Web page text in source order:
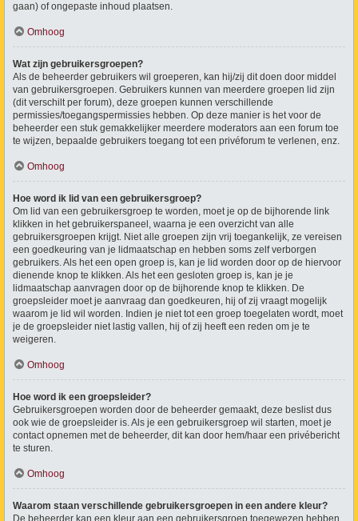
gaan) of ongepaste inhoud plaatsen.
Omhoog
Wat zijn gebruikersgroepen?
Als de beheerder gebruikers wil groeperen, kan hij/zij dit doen door middel
van gebruikersgroepen. Gebruikers kunnen van meerdere groepen lid zijn
(dit verschilt per forum), deze groepen kunnen verschillende
permissies/toegangspermissies hebben. Op deze manier is het voor de
beheerder een stuk gemakkelijker meerdere moderators aan een forum toe
te wijzen, bepaalde gebruikers toegang tot een privéforum te verlenen, enz.
Omhoog
Hoe word ik lid van een gebruikersgroep?
Om lid van een gebruikersgroep te worden, moet je op de bijhorende link
klikken in het gebruikerspaneel, waarna je een overzicht van alle
gebruikersgroepen krijgt. Niet alle groepen zijn vrij toegankelijk, ze vereisen
een goedkeuring van je lidmaatschap en hebben soms zelf verborgen
gebruikers. Als het een open groep is, kan je lid worden door op de hiervoor
dienende knop te klikken. Als het een gesloten groep is, kan je je
lidmaatschap aanvragen door op de bijhorende knop te klikken. De
groepsleider moet je aanvraag dan goedkeuren, hij of zij vraagt mogelijk
waarom je lid wil worden. Indien je niet tot een groep toegelaten wordt, moet
je de groepsleider niet lastig vallen, hij of zij heeft een reden om je te
weigeren.
Omhoog
Hoe word ik een groepsleider?
Gebruikersgroepen worden door de beheerder gemaakt, deze beslist dus
ook wie de groepsleider is. Als je een gebruikersgroep wil starten, moet je
contact opnemen met de beheerder, dit kan door hem/haar een privébericht
te sturen.
Omhoog
Waarom staan verschillende gebruikersgroepen in een andere kleur?
De beheerder kan een kleur aan een gebruikersgroep toegewezen hebben,